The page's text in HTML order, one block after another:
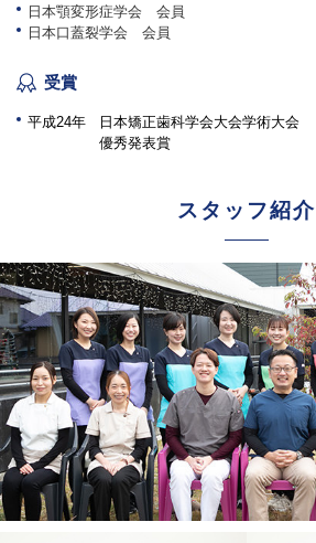
日本顎変形症学会 会員
日本口蓋裂学会 会員
受賞
平成24年
日本矯正歯科学会大会学術大会
優秀発表賞
スタッフ紹介